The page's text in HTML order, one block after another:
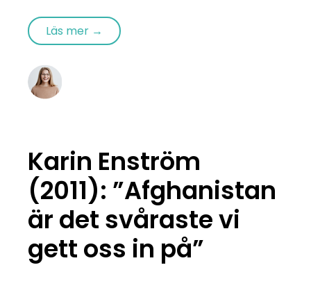
Läs mer →
Karin Enström
(2011): ”Afghanistan
är det svåraste vi
gett oss in på”